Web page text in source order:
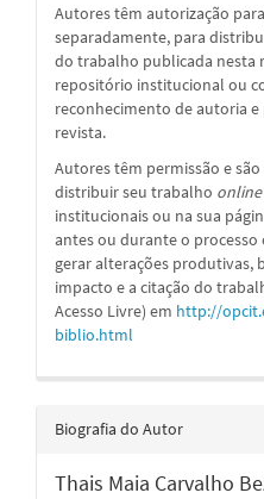
Autores têm autorização
separadamente, para
do trabalho publicada nesta
repositório institucional ou
reconhecimento de autoria
revista.
Autores têm permissão e
distribuir seu trabalho online
institucionais ou na sua
antes ou durante o
gerar alterações produtivas,
impacto e a citação do
Acesso Livre) em http://
biblio.html
Biografia do Autor
Thais Maia Carvalho